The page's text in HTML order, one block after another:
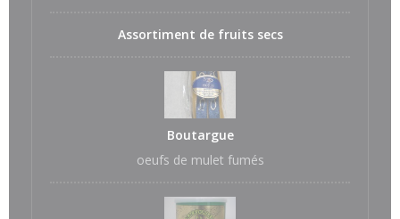
Assortiment de fruits secs
Boutargue
oeufs de mulet fumés